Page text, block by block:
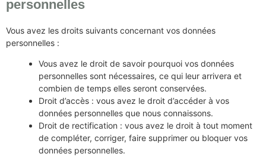
personnelles
Vous avez les droits suivants concernant vos données
personnelles :
Vous avez le droit de savoir pourquoi vos données
personnelles sont nécessaires, ce qui leur arrivera et
combien de temps elles seront conservées.
Droit d’accès : vous avez le droit d’accéder à vos
données personnelles que nous connaissons.
Droit de rectification : vous avez le droit à tout moment
de compléter, corriger, faire supprimer ou bloquer vos
données personnelles.